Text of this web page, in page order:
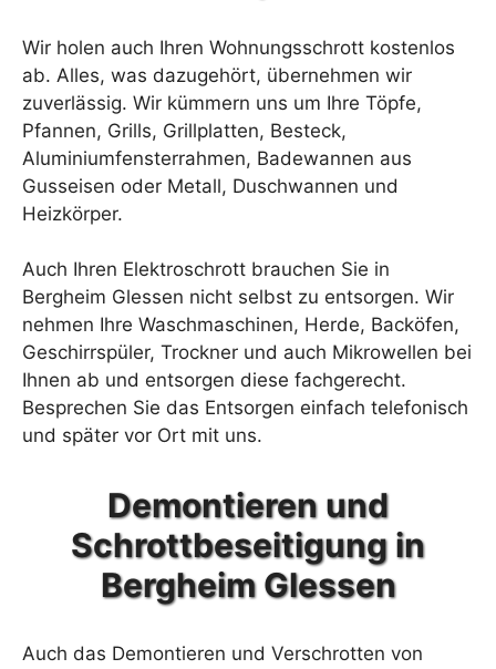
Wir holen auch Ihren Wohnungsschrott kostenlos
ab. Alles, was dazugehört, übernehmen wir
zuverlässig. Wir kümmern uns um Ihre Töpfe,
Pfannen, Grills, Grillplatten, Besteck,
Aluminiumfensterrahmen, Badewannen aus
Gusseisen oder Metall, Duschwannen und
Heizkörper.
Auch Ihren Elektroschrott brauchen Sie in
Bergheim Glessen nicht selbst zu entsorgen. Wir
nehmen Ihre Waschmaschinen, Herde, Backöfen,
Geschirrspüler, Trockner und auch Mikrowellen bei
Ihnen ab und entsorgen diese fachgerecht.
Besprechen Sie das Entsorgen einfach telefonisch
und später vor Ort mit uns.
Demontieren und
Schrottbeseitigung in
Bergheim Glessen
Auch das Demontieren und Verschrotten von